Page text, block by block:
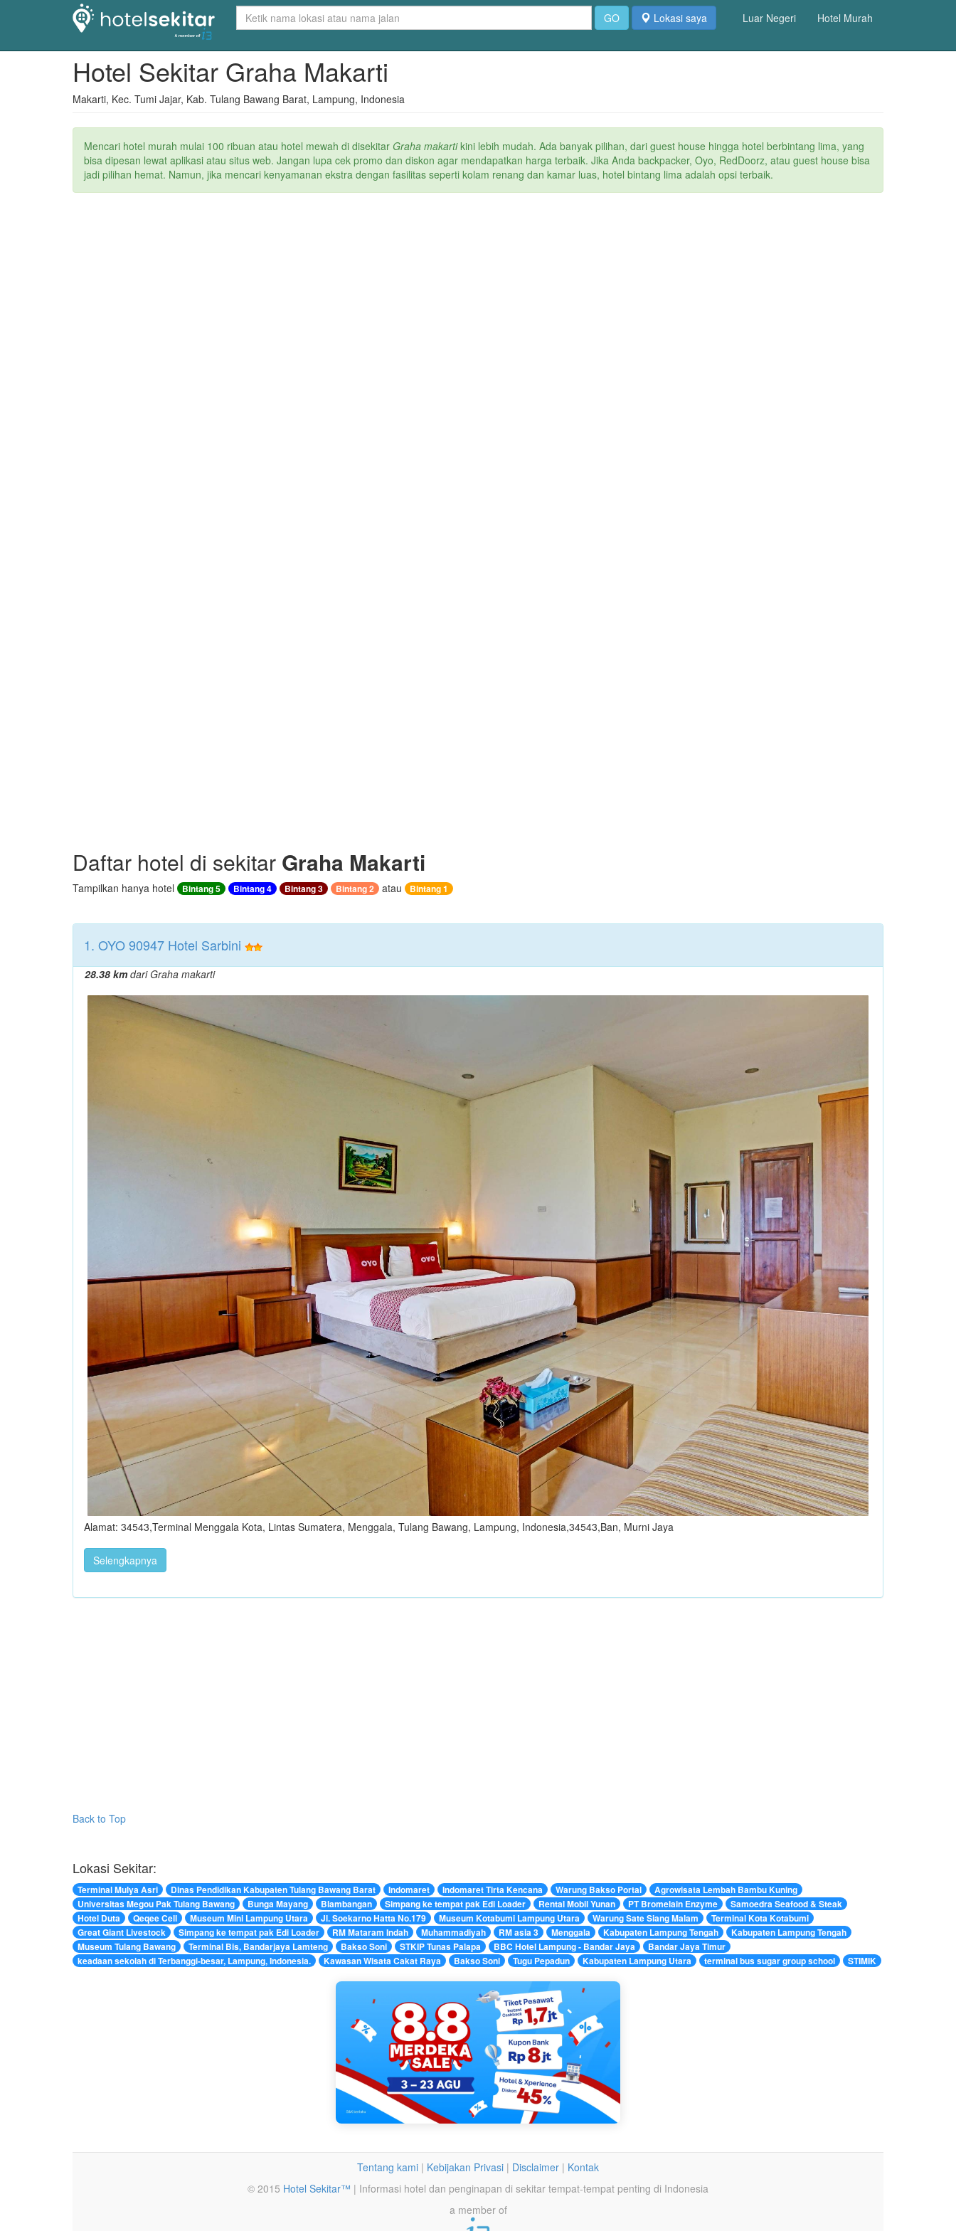
GO Lokasi saya Luar Negeri Hotel Murah
Hotel Sekitar Graha Makarti
Makarti, Kec. Tumi Jajar, Kab. Tulang Bawang Barat, Lampung, Indonesia
Mencari hotel murah mulai 100 ribuan atau hotel mewah di disekitar Graha makartikini lebih mudah. Ada banyak pilihan, dari guest house hingga hotel berbintang lima, yang
bisa dipesan lewat aplikasi atau situs web. Jangan lupa cek promo dan diskon agar mendapatkan harga terbaik. Jika Anda backpacker, Oyo, RedDoorz, atau guest house bisa
jadi pilihan hemat. Namun, jika mencari kenyamanan ekstra dengan fasilitas seperti kolam renang dan kamar luas, hotel bintang lima adalah opsi terbaik.
Daftar hotel di sekitar Graha Makarti
Tampilkan hanya hotel Bintang 5 Bintang 4 Bintang 3 Bintang 2 atau Bintang 1
1. OYO 90947 Hotel Sarbini
28.38 kmdari Graha makarti
Alamat: 34543,Terminal Menggala Kota, Lintas Sumatera, Menggala, Tulang Bawang, Lampung, Indonesia,34543,Ban, Murni Jaya
Selengkapnya
Back to Top
Lokasi Sekitar:
Terminal Mulya Asri Dinas Pendidikan Kabupaten Tulang Bawang Barat Indomaret Indomaret Tirta Kencana Warung Bakso Portal
Agrowisata Lembah Bambu Kuning
Universitas Megou Pak Tulang Bawang
Bunga Mayang Blambangan Simpang ke tempat pak Edi Loader Rental Mobil Yunan PT Bromelain Enzyme
Samoedra Seafood & Steak
Hotel Duta
Qeqee Cell Museum Mini Lampung Utara Jl. Soekarno Hatta No.179 Museum Kotabumi Lampung Utara Warung Sate Siang Malam
Terminal Kota Kotabumi
Great Giant Livestock
Simpang ke tempat pak Edi Loader RM Mataram Indah Muhammadiyah RM asia 3 Menggala Kabupaten Lampung Tengah
Kabupaten Lampung Tengah
Museum Tulang Bawang
Terminal Bis, Bandarjaya Lamteng Bakso Soni STKIP Tunas Palapa BBC Hotel Lampung - Bandar Jaya
Bandar Jaya Timur
keadaan sekolah di Terbanggi-besar, Lampung, Indonesia.
Kawasan Wisata Cakat Raya Bakso Soni Tugu Pepadun Kabupaten Lampung Utara terminal bus sugar group school STIMIK
Tentang kami | Kebijakan Privasi | Disclaimer | Kontak
© 2015 Hotel Sekitar™ | Informasi hotel dan penginapan di sekitar tempat-tempat penting di Indonesia
a member of